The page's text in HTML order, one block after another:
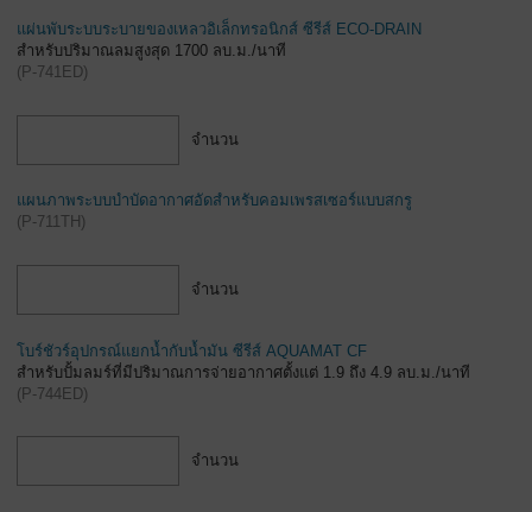
แผ่นพับระบบระบายของเหลวอิเล็กทรอนิกส์ ซีรีส์ ECO-DRAIN
สำหรับปริมาณลมสูงสุด 1700 ลบ.ม./นาที
(P-741ED)
จำนวน
แผนภาพระบบบำบัดอากาศอัดสำหรับคอมเพรสเซอร์แบบสกรู
(P-711TH )
จำนวน
โบร์ชัวร์อุปกรณ์แยกน้ำกับน้ำมัน ซีรีส์ AQUAMAT CF
สำหรับปั้มลมร์ที่มีปริมาณการจ่ายอากาศตั้งแต่ 1.9 ถึง 4.9 ลบ.ม./นาที
(P-744ED)
จำนวน